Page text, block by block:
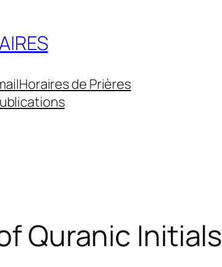
Horaires de Prières
Quranic Initials